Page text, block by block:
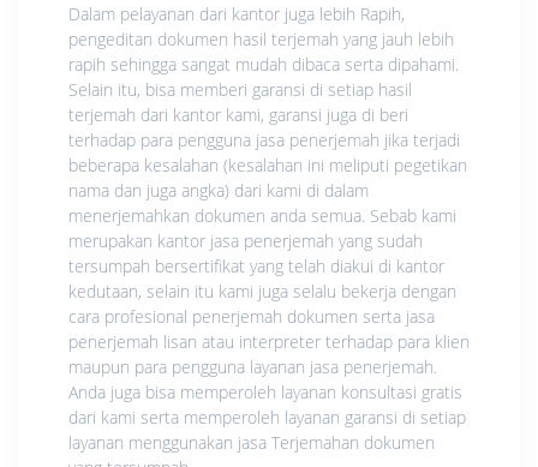
Dalam pelayanan dari kantor juga lebih Rapih,
pengeditan dokumen hasil terjemah yang jauh lebih
rapih sehingga sangat mudah dibaca serta dipahami.
Selain itu, bisa memberi garansi di setiap hasil
terjemah dari kantor kami, garansi juga di beri
terhadap para pengguna jasa penerjemah jika terjadi
beberapa kesalahan (kesalahan ini meliputi pegetikan
nama dan juga angka) dari kami di dalam
menerjemahkan dokumen anda semua. Sebab kami
merupakan kantor jasa penerjemah yang sudah
tersumpah bersertifikat yang telah diakui di kantor
kedutaan, selain itu kami juga selalu bekerja dengan
cara profesional penerjemah dokumen serta jasa
penerjemah lisan atau interpreter terhadap para klien
maupun para pengguna layanan jasa penerjemah.
Anda juga bisa memperoleh layanan konsultasi gratis
dari kami serta memperoleh layanan garansi di setiap
layanan menggunakan jasa Terjemahan dokumen